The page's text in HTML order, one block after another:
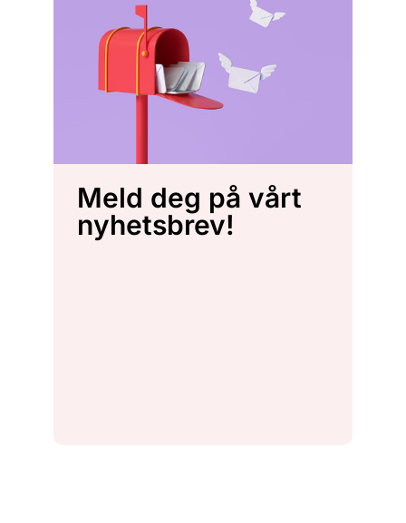
Meld deg på vårt
nyhetsbrev!